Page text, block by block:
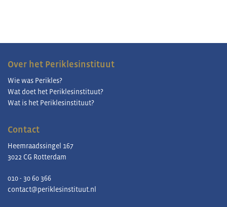
Over het Periklesinstituut
Wie was Perikles?
Wat doet het Periklesinstituut?
Wat is het Periklesinstituut?
Contact
Heemraadssingel 167
3022 CG Rotterdam
010 - 30 60 366
contact@periklesinstituut.nl